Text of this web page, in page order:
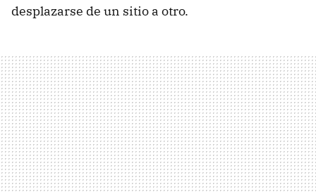
desplazarse de un sitio a otro.